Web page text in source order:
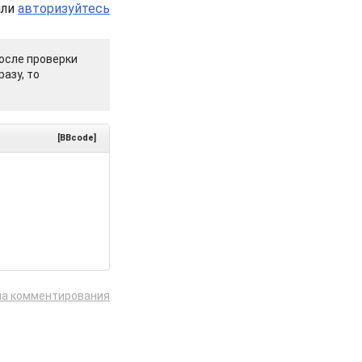
авторизуйтесь
проверки
то
[BBcode]
комментирования